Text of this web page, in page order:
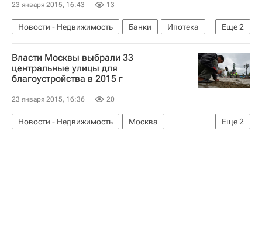
23 января 2015, 16:43 13
Еще2
Новости - Недвижимость Банки
Ипотека
История валютных ипотечников
Россия
Власти Москвы выбрали 33
центральные улицы для
благоустройства в 2015 г
23 января 2015, 16:36 20
Еще2
Новости - Недвижимость
Москва
Благоустройство
Россия